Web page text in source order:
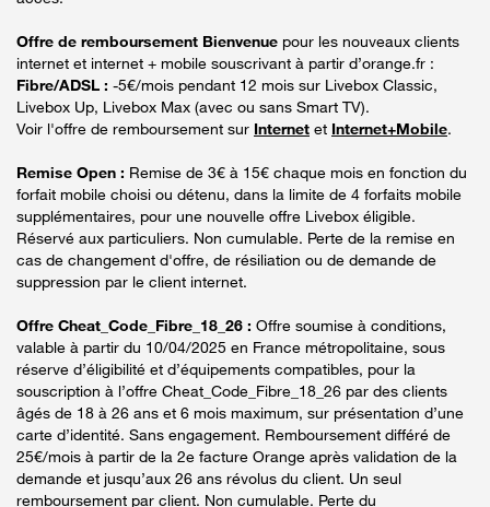
Offre de remboursement Bienvenue pour les nouveaux clients
internet et internet + mobile souscrivant à partir d’orange.fr :
Fibre/ADSL : -5€/mois pendant 12 mois sur Livebox Classic,
Livebox Up, Livebox Max (avec ou sans Smart TV).
Voir l'offre de remboursement sur Internet et Internet+Mobile.
Remise Open : Remise de 3€ à 15€ chaque mois en fonction du
forfait mobile choisi ou détenu, dans la limite de 4 forfaits mobile
supplémentaires, pour une nouvelle offre Livebox éligible.
Réservé aux particuliers. Non cumulable. Perte de la remise en
cas de changement d'offre, de résiliation ou de demande de
suppression par le client internet.
Offre Cheat_Code_Fibre_18_26 : Offre soumise à conditions,
valable à partir du 10/04/2025 en France métropolitaine, sous
réserve d’éligibilité et d’équipements compatibles, pour la
souscription à l’offre Cheat_Code_Fibre_18_26 par des clients
âgés de 18 à 26 ans et 6 mois maximum, sur présentation d’une
carte d’identité. Sans engagement. Remboursement différé de
25€/mois à partir de la 2e facture Orange après validation de la
demande et jusqu’aux 26 ans révolus du client. Un seul
remboursement par client. Non cumulable. Perte du